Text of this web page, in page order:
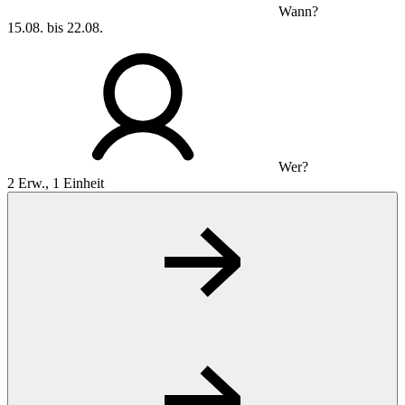
Wann?
15.08. bis 22.08.
Wer?
2 Erw., 1 Einheit